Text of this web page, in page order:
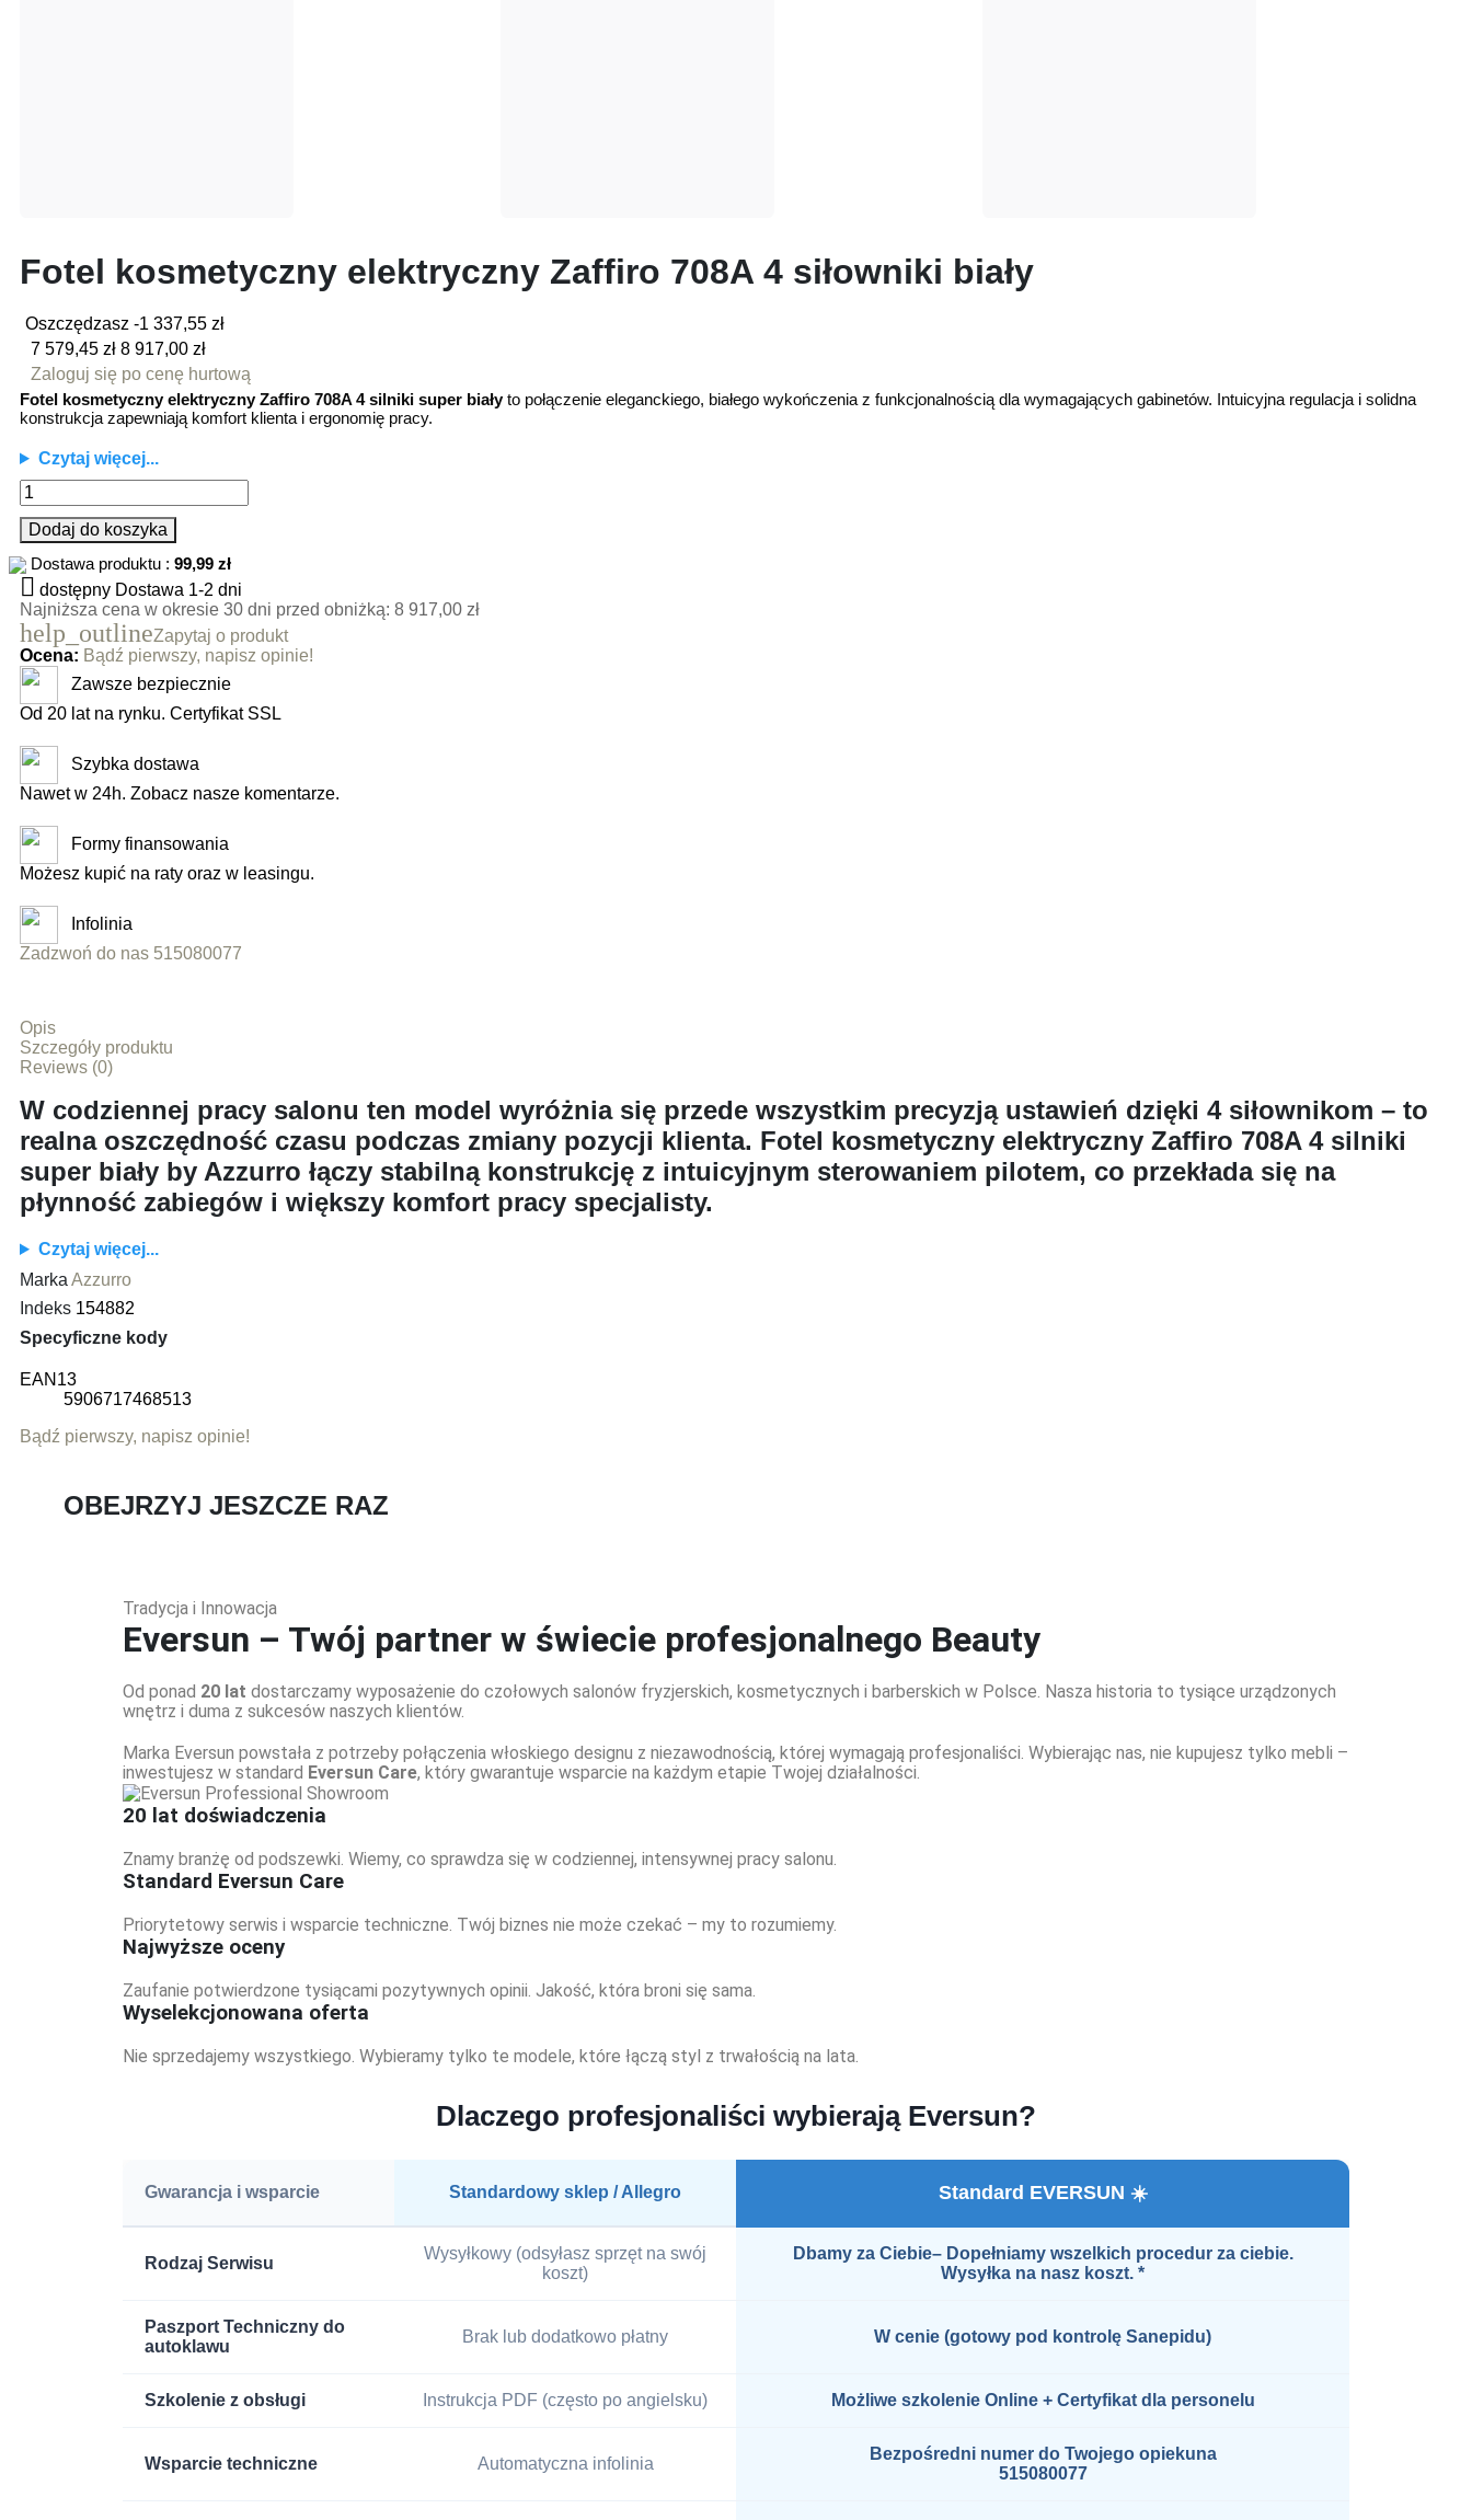
Fotel kosmetyczny elektryczny Zaffiro 708A 4 siłowniki biały
Oszczędzasz -1 337,55 zł
7 579,45 zł 8 917,00 zł
Zaloguj się po cenę hurtową
Fotel kosmetyczny elektryczny Zaffiro 708A 4 silniki super biały to połączenie eleganckiego, białego wykończenia z funkcjonalnością dla wymagających gabinetów. Intuicyjna regulacja i solidna
konstrukcja zapewniają komfort klienta i ergonomię pracy.
Czytaj więcej...
Dodaj do koszyka
Dostawa produktu : 99,99 zł
 dostępny Dostawa 1-2 dni
Najniższa cena w okresie 30 dni przed obniżką: 8 917,00 zł
help_outlineZapytaj o produkt
Ocena: Bądź pierwszy, napisz opinie!
Zawsze bezpiecznie
Od 20 lat na rynku. Certyfikat SSL
Szybka dostawa
Nawet w 24h. Zobacz nasze komentarze.
Formy finansowania
Możesz kupić na raty oraz w leasingu.
Infolinia
Zadzwoń do nas 515080077
Opis
Szczegóły produktu
Reviews (0)
W codziennej pracy salonu ten model wyróżnia się przede wszystkim precyzją ustawień dzięki 4 siłownikom – to
realna oszczędność czasu podczas zmiany pozycji klienta. Fotel kosmetyczny elektryczny Zaffiro 708A 4 silniki
super biały by Azzurro łączy stabilną konstrukcję z intuicyjnym sterowaniem pilotem, co przekłada się na
płynność zabiegów i większy komfort pracy specjalisty.
Czytaj więcej...
Marka Azzurro
Indeks 154882
Specyficzne kody
EAN13
5906717468513
Bądź pierwszy, napisz opinie!
OBEJRZYJ JESZCZE RAZ
Tradycja i Innowacja
Eversun – Twój partner w świecie profesjonalnego Beauty
Od ponad 20 lat dostarczamy wyposażenie do czołowych salonów fryzjerskich, kosmetycznych i barberskich w Polsce. Nasza historia to tysiące urządzonych
wnętrz i duma z sukcesów naszych klientów.
Marka Eversun powstała z potrzeby połączenia włoskiego designu z niezawodnością, której wymagają profesjonaliści. Wybierając nas, nie kupujesz tylko mebli –
inwestujesz w standard Eversun Care, który gwarantuje wsparcie na każdym etapie Twojej działalności.
20 lat doświadczenia
Znamy branżę od podszewki. Wiemy, co sprawdza się w codziennej, intensywnej pracy salonu.
Standard Eversun Care
Priorytetowy serwis i wsparcie techniczne. Twój biznes nie może czekać – my to rozumiemy.
Najwyższe oceny
Zaufanie potwierdzone tysiącami pozytywnych opinii. Jakość, która broni się sama.
Wyselekcjonowana oferta
Nie sprzedajemy wszystkiego. Wybieramy tylko te modele, które łączą styl z trwałością na lata.
Dlaczego profesjonaliści wybierają Eversun?
Gwarancja i wsparcie Standardowy sklep / Allegro Standard EVERSUN ☀️
Rodzaj Serwisu
Wysyłkowy (odsyłasz sprzęt na swój
koszt)
Dbamy za Ciebie– Dopełniamy wszelkich procedur za ciebie.
Wysyłka na nasz koszt. *
Paszport Techniczny do
autoklawu
Brak lub dodatkowo płatny W cenie (gotowy pod kontrolę Sanepidu)
Szkolenie z obsługi Instrukcja PDF (często po angielsku) Możliwe szkolenie Online + Certyfikat dla personelu
Wsparcie techniczne Automatyczna infolinia
Bezpośredni numer do Twojego opiekuna
515080077